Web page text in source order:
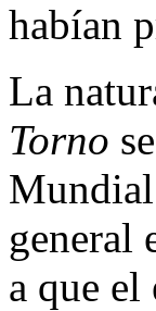
habían
La
Torno
Mundial
general
a que